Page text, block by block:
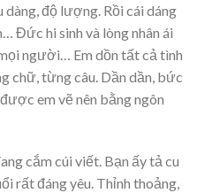
độ lượng. Rồi cái dáng
Đức hi sinh và lòng nhân ái
người… Em dồn tất cả tình
chữ, từng câu. Dần dần, bức
em vẽ nên bằng ngôn
cắm cúi viết. Bạn ấy tả cu
rất đáng yêu. Thỉnh thoảng,